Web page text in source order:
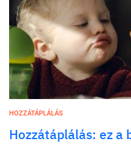
HOZZÁTÁPLÁLÁS
Hozzátáplálás: ez a